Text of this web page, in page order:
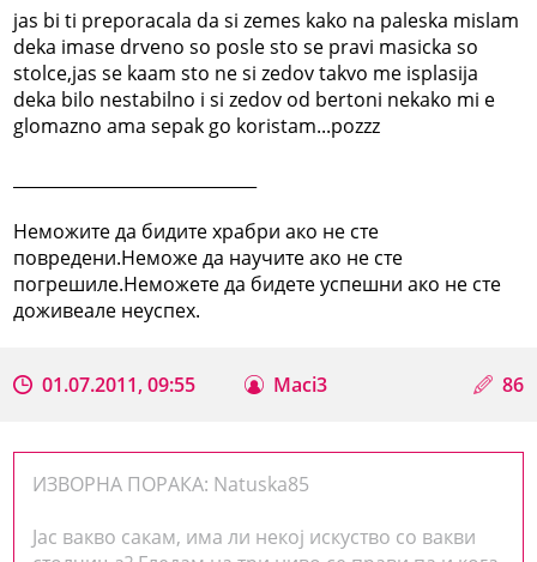
jas bi ti preporacala da si zemes kako na paleska mislam
deka imase drveno so posle sto se pravi masicka so
stolce,jas se kaam sto ne si zedov takvo me isplasija
deka bilo nestabilno i si zedov od bertoni nekako mi e
glomazno ama sepak go koristam...pozzz
Неможите да бидите храбри ако не сте
повредени.Неможе да научите ако не сте
погрешиле.Неможете да бидете успешни ако не сте
доживеале неуспех.
01.07.2011, 09:55 Maci3 86
ИЗВОРНА ПОРАКА: Natuska85
Јас вакво сакам, има ли некој искуство со вакви